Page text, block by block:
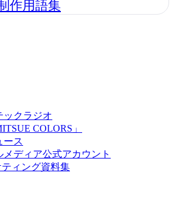
作用語集
ックラジオ
COLORS」
ース
メディア公式アカウント
ティング資料集